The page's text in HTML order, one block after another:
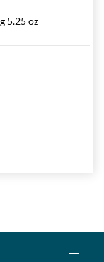
5.25 oz